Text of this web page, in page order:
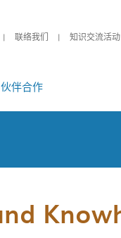
联络我们 知识交流活动
伙伴合作